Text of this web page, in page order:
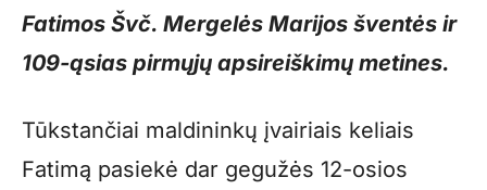
Fatimos Švč. Mergelės Marijos šventės ir
109-ąsias pirmųjų apsireiškimų metines.
Tūkstančiai maldininkų įvairiais keliais
Fatimą pasiekė dar gegužės 12-osios